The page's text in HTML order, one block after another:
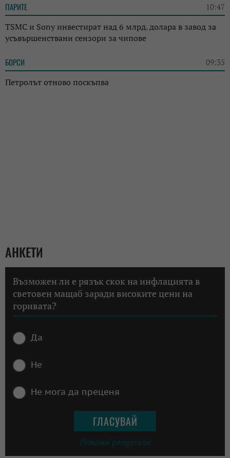
ПАРИТЕ 10:47
TSMC и Sony инвестират над 6 млрд. долара в завод за
усъвършенствани сензори за чипове
БОРСИ 09:35
Петролът отново поскъпва
АНКЕТИ
Възможен ли е рязък скок на инфлацията в
световен мащаб заради високите цени на
горивата?
Да
Не
Не мога да преценя
Покажи резултати